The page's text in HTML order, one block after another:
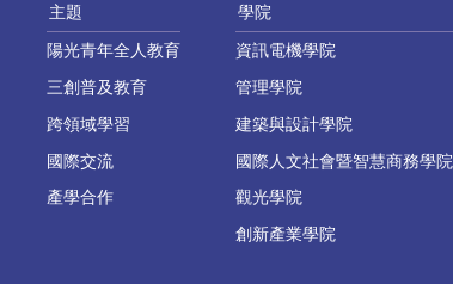
主題
陽光青年全人教育
三創普及教育
跨領域學習
國際交流
產學合作
學院
資訊電機學院
管理學院
建築與設計學院
國際人文社會暨智慧商務學院
觀光學院
創新產業學院